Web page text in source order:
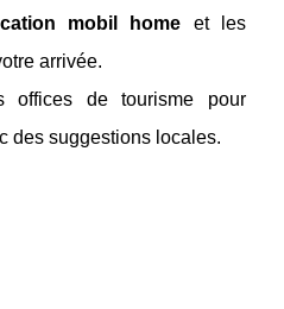
mobil home et les
arrivée.
offices de tourisme pour
des suggestions locales.